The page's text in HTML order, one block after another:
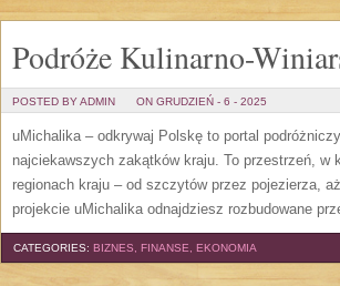
Podróże Kulinarno-
POSTED BY ADMIN ON GRUDZIEŃ - 6 - 2025
uMichalika – odkrywaj Polskę to portal
najciekawszych zakątków kraju. To przestrzeń,
regionach kraju – od szczytów przez pojezierza,
projekcie uMichalika odnajdziesz rozbudowane
CATEGORIES: BIZNES, FINANSE, EKONOMIA